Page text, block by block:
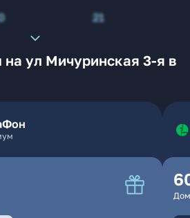
21
ул Мичуринская 3-я в